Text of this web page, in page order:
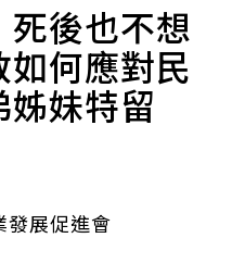
後也不想
何應對民
妹特留
發展促進會